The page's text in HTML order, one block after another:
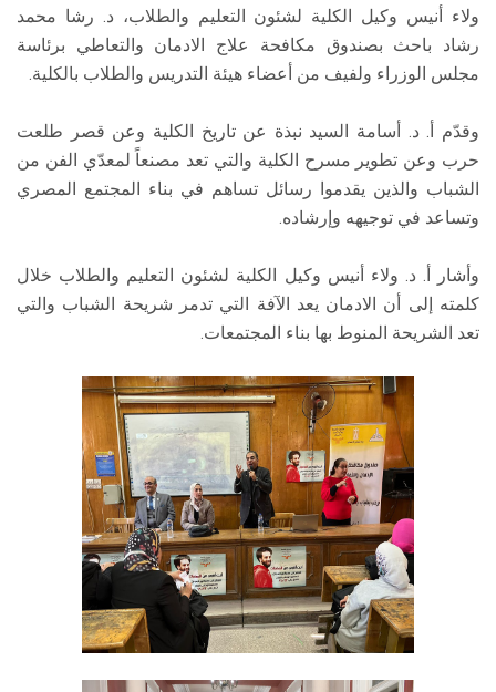
ولاء أنيس وكيل الكلية لشئون التعليم والطلاب، د. رشا محمد
رشاد باحث بصندوق مكافحة علاج الادمان والتعاطي برئاسة
مجلس الوزراء ولفيف من أعضاء هيئة التدريس والطلاب بالكلية.
وقدّم أ. د. أسامة السيد نبذة عن تاريخ الكلية وعن قصر طلعت
حرب وعن تطوير مسرح الكلية والتي تعد مصنعاً لمعدّي الفن من
الشباب والذين يقدموا رسائل تساهم في بناء المجتمع المصري
وتساعد في توجيهه وإرشاده.
وأشار أ. د. ولاء أنيس وكيل الكلية لشئون التعليم والطلاب خلال
كلمته إلى أن الادمان يعد الآفة التي تدمر شريحة الشباب والتي
تعد الشريحة المنوط بها بناء المجتمعات.